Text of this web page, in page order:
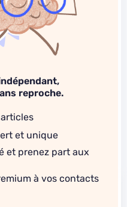
reproche.
et unique
et prenez part aux
à vos contacts